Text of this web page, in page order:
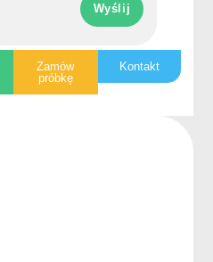
Wyślij
Zamów
próbkę
Kontakt